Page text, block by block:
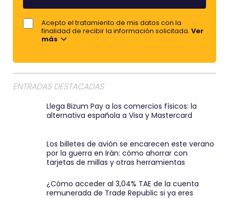
r
eo
a
Acepto el tratamiento de mis datos con la
finalidad de recibir la información solicitada. Ver
más
ENTRADAS DESTACADAS
Llega Bizum Pay a los comercios físicos: la
alternativa española a Visa y Mastercard
Los billetes de avión se encarecen este verano
por la guerra en Irán: cómo ahorrar con
tarjetas de millas y otras herramientas
¿Cómo acceder al 3,04% TAE de la cuenta
remunerada de Trade Republic si ya eres